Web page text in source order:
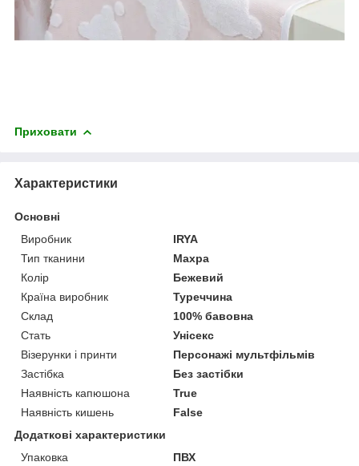
Приховати
Характеристики
Основні
Виробник
IRYA
Тип тканини
Махра
Колір
Бежевий
Країна виробник
Туреччина
Склад
100% бавовна
Стать
Унісекс
Візерунки і принти
Персонажі мультфільмів
Застібка
Без застібки
Наявність капюшона
True
Наявність кишень
False
Додаткові характеристики
Упаковка
ПВХ